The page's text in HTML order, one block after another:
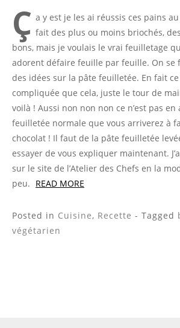
Ç a y est je les ai réussis ces pains au
fait des plus ou moins briochés,
bons, mais je voulais le vrai feuilletage
adorent défaire feuille par feuille. On se
des idées sur la pâte feuilletée. En fait ce
compliquée que cela, juste le tour de
voilà ! Aussi non non non ce n’est pas
feuilletée normale que vous arriverez à
chocolat ! Il faut de la pâte feuilletée
essayer de vous expliquer maintenant.
sur le site de l’Atelier des Chefs en la
peu. READ MORE
Posted in Cuisine, Recette - Tagged
végétarien